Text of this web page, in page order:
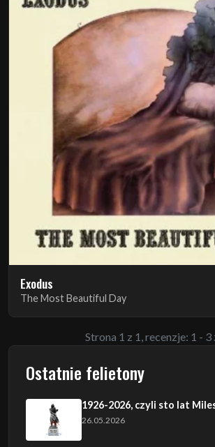
Exodus
The Most Beautiful Day
Strona 1 z 1, recenzje: 1 - 3
Ostatnie felietony
1926-2026, czyli sto lat
26.05.2026